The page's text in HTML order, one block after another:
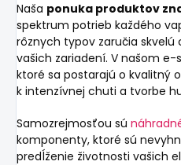
Naša ponuka produktov
spektrum potrieb každého
rôznych typov zaručia
vašich zariadení. V našom e-
ktoré sa postarajú o kvalitný
k intenzívnej chuti a tvorbe
Samozrejmosťou sú
komponenty, ktoré sú
predĺženie životnosti vašich